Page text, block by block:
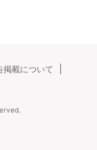
掲載について